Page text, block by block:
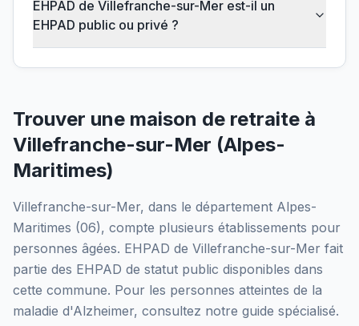
EHPAD de Villefranche-sur-Mer est-il un
EHPAD public ou privé ?
Trouver une maison de retraite à
Villefranche-sur-Mer (Alpes-
Maritimes)
Villefranche-sur-Mer, dans le département Alpes-
Maritimes (06), compte plusieurs établissements pour
personnes âgées. EHPAD de Villefranche-sur-Mer fait
partie des EHPAD de statut public disponibles dans
cette commune. Pour les personnes atteintes de la
maladie d'Alzheimer, consultez notre guide spécialisé.